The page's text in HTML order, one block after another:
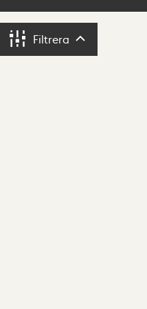
Filtrera Filtrera